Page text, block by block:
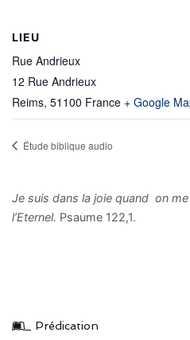
LIEU
Rue Andrieux
12 Rue Andrieux
Reims, 51100 France + Google
Étude biblique audio
Je suis dans la joie quand on
l’Eternel. Psaume 122,1.
_ Prédication